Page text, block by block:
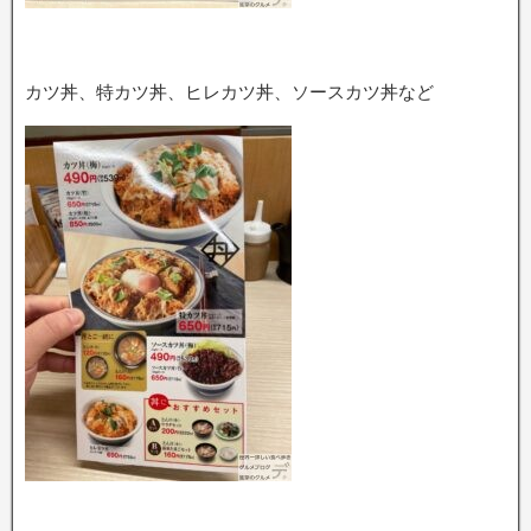
カツ丼、特カツ丼、ヒレカツ丼、ソースカツ丼など